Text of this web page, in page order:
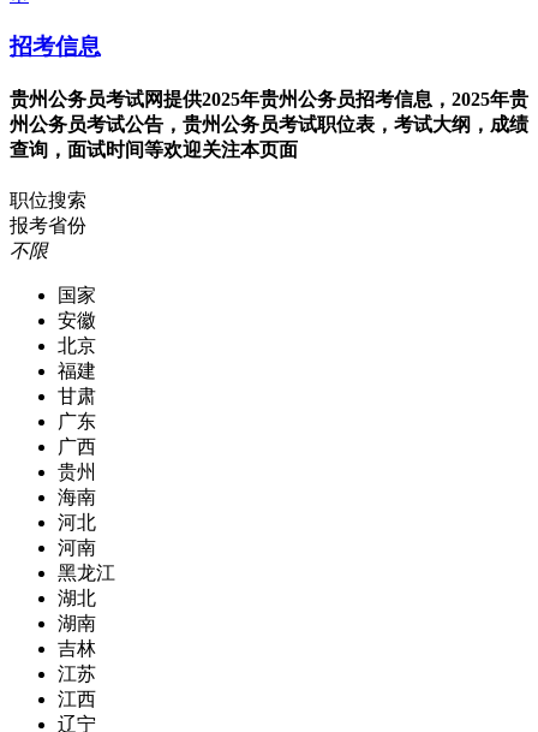
招考信息
贵州公务员考试网提供2025年贵州公务员招考信息，2025年贵
州公务员考试公告，贵州公务员考试职位表，考试大纲，成绩
查询，面试时间等欢迎关注本页面
职位搜索
报考省份
不限
国家
安徽
北京
福建
甘肃
广东
广西
贵州
海南
河北
河南
黑龙江
湖北
湖南
吉林
江苏
江西
辽宁